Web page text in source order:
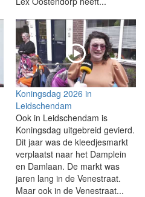
Koningsdag 2026 in
Leidschendam
Ook in Leidschendam is
Koningsdag uitgebreid gevierd.
Dit jaar was de kleedjesmarkt
verplaatst naar het Damplein
en Damlaan. De markt was
jaren lang in de Venestraat.
Maar ook in de Venestraat...